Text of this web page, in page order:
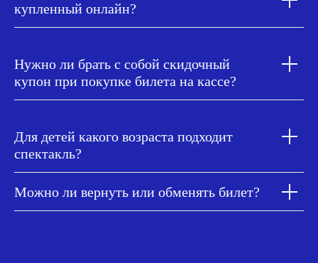
купленный онлайн?
Нужно ли брать с собой скидочный
купон при покупке билета на кассе?
Для детей какого возраста подходит
спектакль?
Можно ли вернуть или обменять билет?